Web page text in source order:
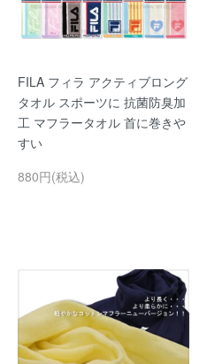
FILA フィラ アクティブロング
タオル スポーツに 抗菌防臭加
工 マフラータオル 首に巻きや
すい
880円(税込)